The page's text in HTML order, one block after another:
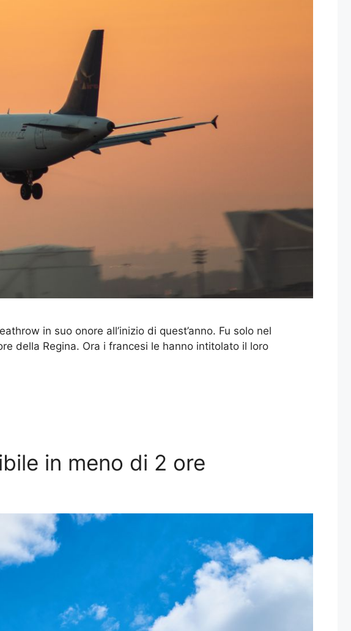
in suo onore all’inizio di quest’anno. Fu solo nel
della Regina. Ora i francesi le hanno intitolato il loro
in meno di 2 ore